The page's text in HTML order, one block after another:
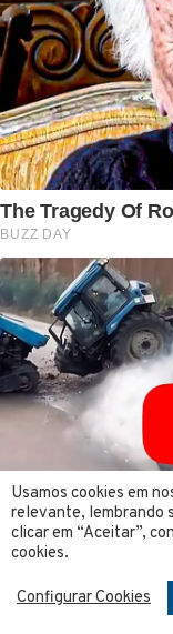
Usamos cookies em
relevante, lembrando
clicar em “Aceitar”,
cookies.
Configurar Cookies